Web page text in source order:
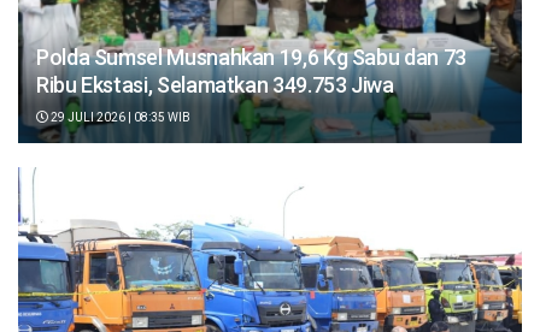
Polda Sumsel Musnahkan 19,6 Kg Sabu dan 73
Ribu Ekstasi, Selamatkan 349.753 Jiwa
29 JULI 2026 | 08:35 WIB